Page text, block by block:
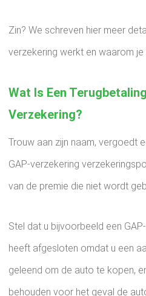
Zin? We schreven hier meer
verzekering werkt en waarom
Wat Is Een
Verzekering?
Trouw aan zijn naam, vergoedt
GAP-verzekering
van de premie die niet wordt
Stel dat u bijvoorbeeld een
heeft afgesloten omdat u een
geleend om de auto te kopen,
behouden voor het geval de